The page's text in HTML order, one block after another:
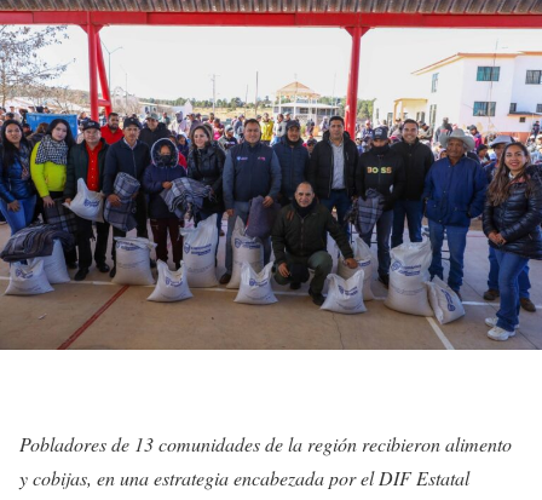
Pobladores de 13 comunidades de la región recibieron alimento
y cobijas, en una estrategia encabezada por el DIF Estatal